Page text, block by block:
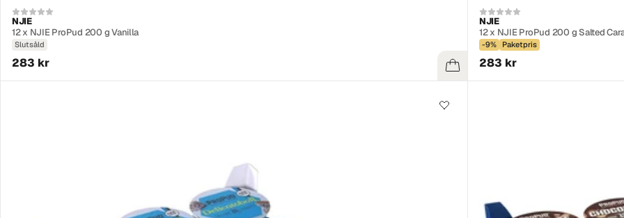
NJIE
12 x NJIE ProPud 200 g Vanilla
Slutsåld
283 kr
NJIE
12 x NJIE ProPud 200 g Salted
-9% Paketpris
283 kr